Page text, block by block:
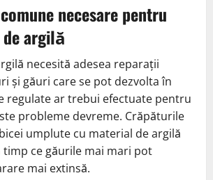
necesare pentru
argilă
necesită adesea reparații
și găuri care se pot dezvolta în
regulate ar trebui efectuate pentru
probleme devreme. Crăpăturile
umplute cu material de argilă
ce găurile mai mari pot
mai extinsă.